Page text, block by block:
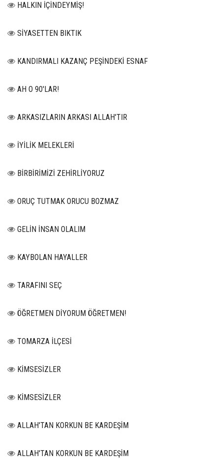
HALKIN İÇİNDEYMİŞ!
SİYASETTEN BIKTIK
KANDIRMALI KAZANÇ PEŞİNDEKİ ESNAF
AH O 90'LAR!
ARKASIZLARIN ARKASI ALLAH'TIR
İYİLİK MELEKLERİ
BİRBİRİMİZİ ZEHİRLİYORUZ
ORUÇ TUTMAK ORUCU BOZMAZ
GELİN İNSAN OLALIM
KAYBOLAN HAYALLER
TARAFINI SEÇ
ÖĞRETMEN DİYORUM ÖĞRETMEN!
TOMARZA İLÇESİ
KİMSESİZLER
KİMSESİZLER
ALLAH'TAN KORKUN BE KARDEŞİM
ALLAH'TAN KORKUN BE KARDEŞİM